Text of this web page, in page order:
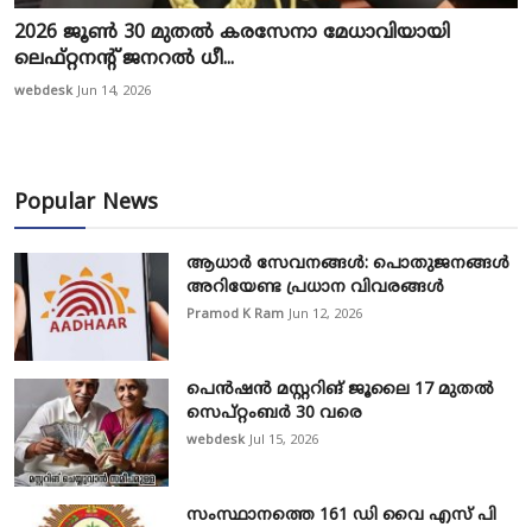
2026 ജൂൺ 30 മുതൽ കരസേനാ മേധാവിയായി
ലെഫ്റ്റനന്റ് ജനറൽ ധീ...
webdesk Jun 14, 2026
Popular News
ആധാർ സേവനങ്ങൾ: പൊതുജനങ്ങൾ
അറിയേണ്ട പ്രധാന വിവരങ്ങൾ
Pramod K Ram Jun 12, 2026
പെൻഷൻ മസ്റ്ററിങ് ജൂലൈ 17 മുതൽ
സെപ്റ്റംബർ 30 വരെ
webdesk Jul 15, 2026
സംസ്ഥാനത്തെ 161 ഡി വൈ എസ് പി